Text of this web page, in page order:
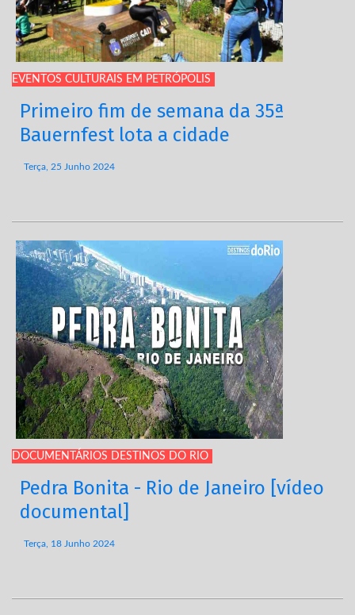
EVENTOS CULTURAIS EM PETRÓPOLIS
Primeiro fim de semana da 35ª
Bauernfest lota a cidade
Terça, 25 Junho 2024
DOCUMENTÁRIOS DESTINOS DO RIO
Pedra Bonita - Rio de Janeiro [vídeo
documental]
Terça, 18 Junho 2024